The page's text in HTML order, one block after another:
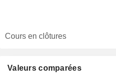
Cours en clôtures
Valeurs comparées